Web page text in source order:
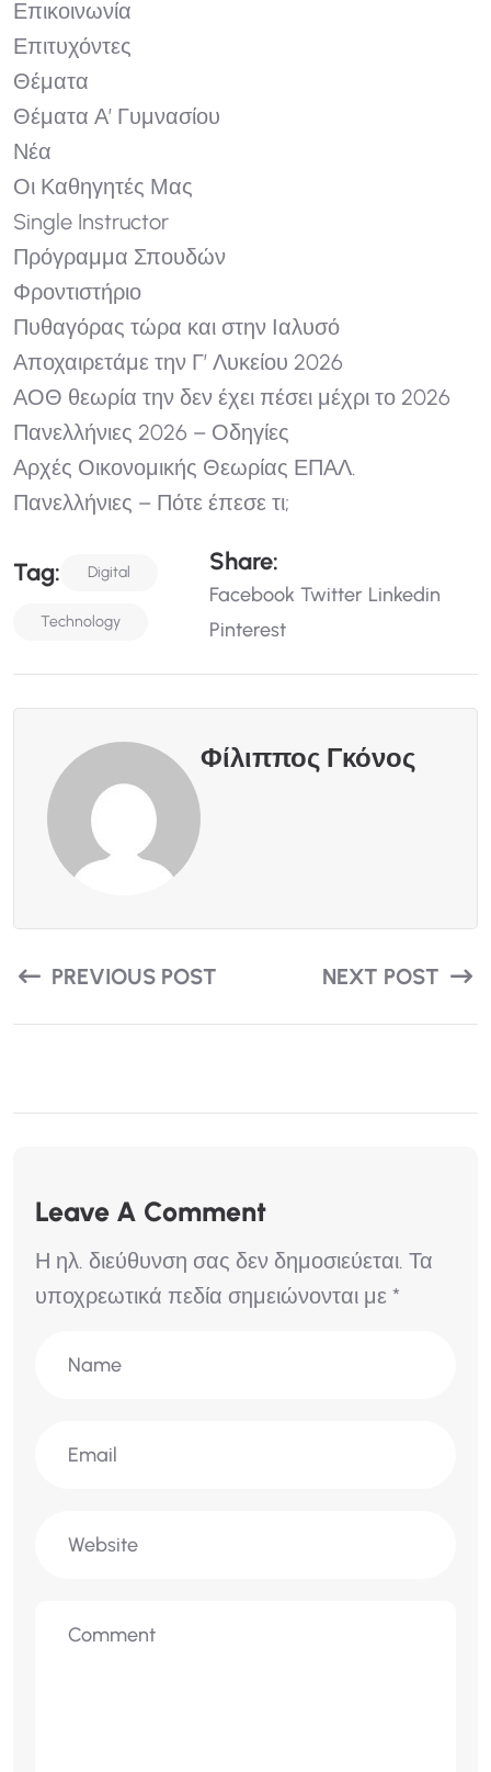
Επικοινωνία
Επιτυχόντες
Θέματα
Θέματα Α’ Γυμνασίου
Νέα
Οι Καθηγητές Μας
Single Instructor
Πρόγραμμα Σπουδών
Φροντιστήριο
Πυθαγόρας τώρα και στην Ιαλυσό
Αποχαιρετάμε την Γ’ Λυκείου 2026
ΑΟΘ θεωρία την δεν έχει πέσει μέχρι το 2026
Πανελλήνιες 2026 – Οδηγίες
Αρχές Οικονομικής Θεωρίας ΕΠΑΛ.
Πανελλήνιες – Πότε έπεσε τι;
TAG: Digital
Technology
SHARE:
Facebook Twitter Linkedin
Pinterest
Φίλιππος Γκόνος
PREVIOUS POST NEXT POST
Leave A Comment
Η ηλ. διεύθυνση σας δεν δημοσιεύεται. Τα
υποχρεωτικά πεδία σημειώνονται με *